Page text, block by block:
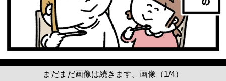
まだまだ画像は続きます。画像（1/4）